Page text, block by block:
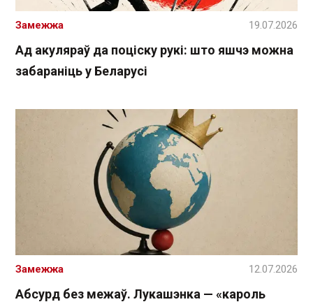
Ад акуляраў да поціску рукі: што яшчэ можна
забараніць у Беларусі
Замежжа 19.07.2026
Абсурд без межаў. Лукашэнка — «кароль
Замежжа 12.07.2026